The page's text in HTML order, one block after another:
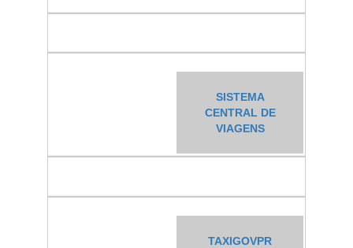
SISTEMA
CENTRAL DE
VIAGENS
TAXIGOVPR